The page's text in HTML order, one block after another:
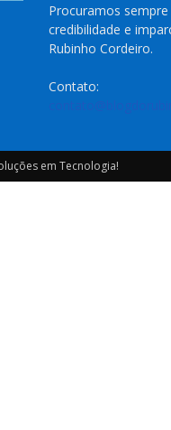
Procuramos
credibilidade e
Rubinho Cordeiro.
Contato:
em Tecnologia!